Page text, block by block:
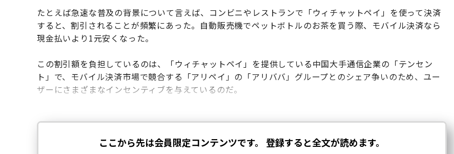
たとえば急速な普及の背景について言えば、コンビニやレストランで「ウィチャットペイ」を使って決済
すると、割引されることが頻繁にあった。自動販売機でペットボトルのお茶を買う際、モバイル決済なら
現金払いより1元安くなった。
この割引額を負担しているのは、「ウィチャットペイ」を提供している中国大手通信企業の「テンセン
ト」で、モバイル決済市場で競合する「アリペイ」の「アリババ」グループとのシェア争いのため、ユー
ザーにさまざまなインセンティブを与えているのだ。